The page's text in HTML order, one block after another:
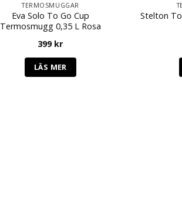
TERMOSMUGGAR
Eva Solo To Go Cup
Termosmugg 0,35 L Rosa
399 kr
LÄS MER
Stelton